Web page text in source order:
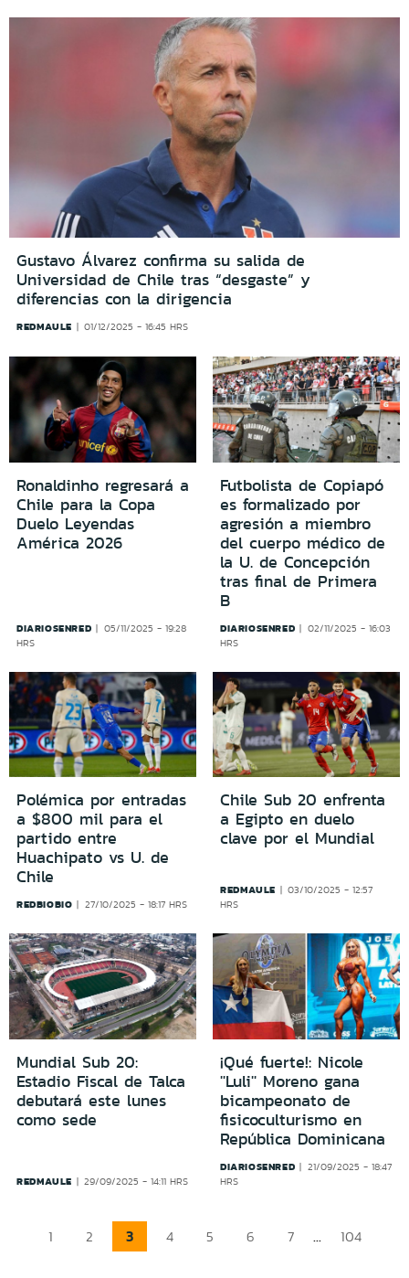
Gustavo Álvarez confirma su salida de
Universidad de Chile tras “desgaste” y
diferencias con la dirigencia
REDMAULE 01/12/2025 - 16:45 HRS
Ronaldinho regresará a
Chile para la Copa
Duelo Leyendas
América 2026
DIARIOSENRED
05/11/2025 - 19:28
HRS
Futbolista de Copiapó
es formalizado por
agresión a miembro
del cuerpo médico de
la U. de Concepción
tras final de Primera
B
DIARIOSENRED
02/11/2025 - 16:03
HRS
Polémica por entradas
a $800 mil para el
partido entre
Huachipato vs U. de
Chile
REDBIOBIO 27/10/2025 - 18:17 HRS
Chile Sub 20 enfrenta
a Egipto en duelo
clave por el Mundial
REDMAULE
03/10/2025 - 12:57
HRS
Mundial Sub 20:
Estadio Fiscal de Talca
debutará este lunes
como sede
REDMAULE 29/09/2025 - 14:11 HRS
¡Qué fuerte!: Nicole
''Luli'' Moreno gana
bicampeonato de
fisicoculturismo en
República Dominicana
DIARIOSENRED
21/09/2025 - 18:47
HRS
1 2 3 4 5 6 7 ... 104